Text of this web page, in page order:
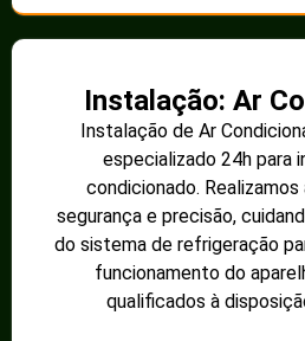
Instalação: Ar
Instalação de Ar
especializado 24h para
condicionado.
segurança e precisão,
do sistema de refrigeração
funcionamento do
qualificados à